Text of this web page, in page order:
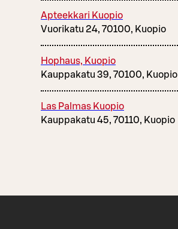
Apteekkari Kuopio
Vuorikatu 24, 70100, Kuopio
Hophaus, Kuopio
Kauppakatu 39, 70100, Kuopio
Las Palmas Kuopio
Kauppakatu 45, 70110, Kuopio